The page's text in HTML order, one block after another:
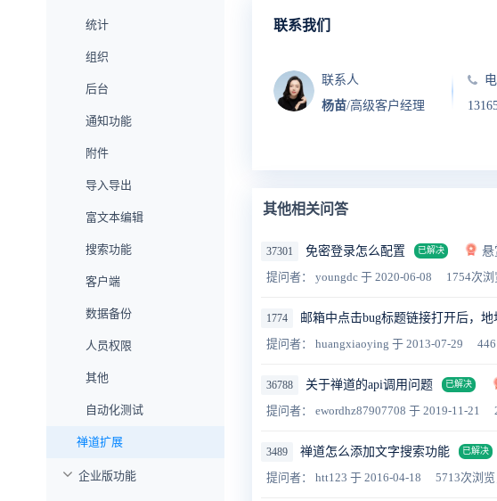
统计
组织
后台
通知功能
附件
导入导出
富文本编辑
搜索功能
客户端
数据备份
人员权限
其他
自动化测试
禅道扩展
企业版功能
联系我们
联系人
杨苗/高级客户经理
其他相关问答
37301 免密登录怎么配置 已解决
悬
提问者： youngdc 于 2020-06-08 1754次
1774 邮箱中点击bug标题链接打开后，
提问者： huangxiaoying 于 2013-07-29
36788 关于禅道的api调用问题 已解决
提问者： ewordhz87907708 于 2019-11-21
3489 禅道怎么添加文字搜索功能 已解决
提问者： htt123 于 2016-04-18 5713次浏